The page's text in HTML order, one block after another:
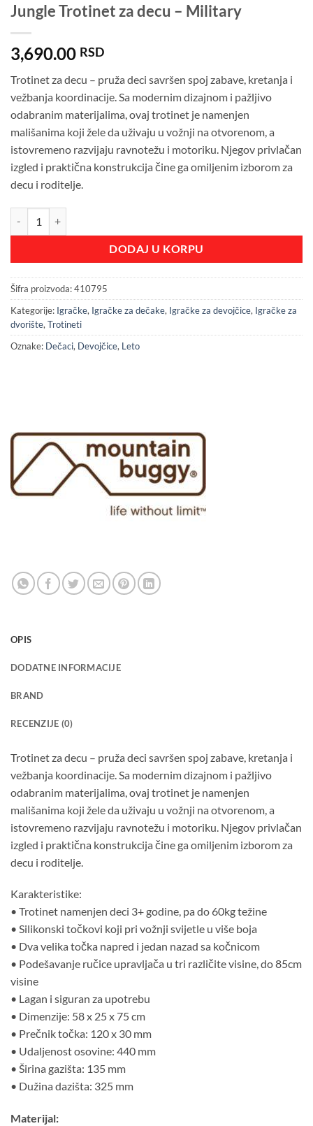
Jungle Trotinet za decu – Military
3,690.00 RSD
Trotinet za decu – pruža deci savršen spoj zabave, kretanja i
vežbanja koordinacije. Sa modernim dizajnom i pažljivo
odabranim materijalima, ovaj trotinet je namenjen
mališanima koji žele da uživaju u vožnji na otvorenom, a
istovremeno razvijaju ravnotežu i motoriku. Njegov privlačan
izgled i praktična konstrukcija čine ga omiljenim izborom za
decu i roditelje.
DODAJ U KORPU
Šifra proizvoda:410795
Kategorije: Igračke, Igračke za dečake, Igračke za devojčice, Igračke za
dvorište, Trotineti
Oznake: Dečaci, Devojčice, Leto
OPIS
DODATNE INFORMACIJE
BRAND
RECENZIJE (0)
Trotinet za decu – pruža deci savršen spoj zabave, kretanja i
vežbanja koordinacije. Sa modernim dizajnom i pažljivo
odabranim materijalima, ovaj trotinet je namenjen
mališanima koji žele da uživaju u vožnji na otvorenom, a
istovremeno razvijaju ravnotežu i motoriku. Njegov privlačan
izgled i praktična konstrukcija čine ga omiljenim izborom za
decu i roditelje.
Karakteristike:
• Trotinet namenjen deci 3+ godine, pa do 60kg težine
• Silikonski točkovi koji pri vožnji svijetle u više boja
• Dva velika točka napred i jedan nazad sa kočnicom
• Podešavanje ručice upravljača u tri različite visine, do 85cm
visine
• Lagan i siguran za upotrebu
• Dimenzije: 58 x 25 x 75 cm
• Prečnik točka: 120 x 30 mm
• Udaljenost osovine: 440 mm
• Širina gazišta: 135 mm
• Dužina dazišta: 325 mm
Materijal: